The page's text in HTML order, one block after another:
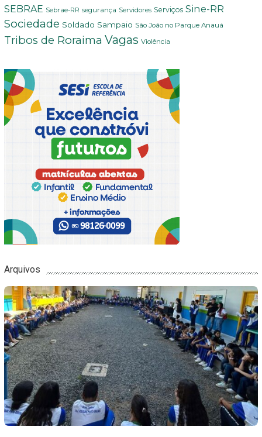
SEBRAE Sebrae-RR segurança Servidores Serviços Sine-RR
Sociedade Soldado Sampaio São João no Parque Anauá
Tribos de Roraima Vagas Violência
Arquivos